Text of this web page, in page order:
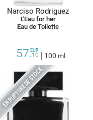
Narciso Rodriguez
L'Eau for her
Eau de Toilette
57.10
EUR
100 ml
EN RUPTURE DE STOCK